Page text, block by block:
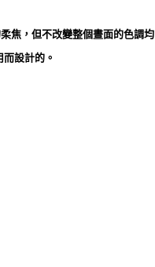
焦，但不改變整個晝面的色調均
設計的。